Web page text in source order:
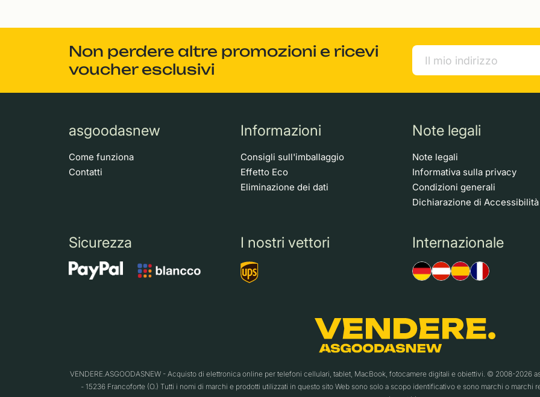
Non perdere altre promozioni e ricevi
voucher esclusivi
asgoodasnew
Come funziona
Contatti
Informazioni
Consigli sull'imballaggio
Effetto Eco
Eliminazione dei dati
Note legali
Note legali
Informativa sulla privacy
Condizioni generali
Dichiarazione di Accessibilità
Sicurezza I nostri vettori Internazionale
VENDERE.ASGOODASNEW - Acquisto di elettronica online per telefoni cellulari, tablet, MacBook, fotocamere digitali e obiettivi. © 2008-2026
- 15236 Francoforte (O.) Tutti i nomi di marchi e prodotti utilizzati in questo sito Web sono solo a scopo identificativo e sono marchi o marchi